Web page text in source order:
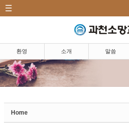
환영 소개 말씀
Home
소개|Introduction
말씀|Message
교우 소식
Sketchbook5, 스
Sketchbook5, 스